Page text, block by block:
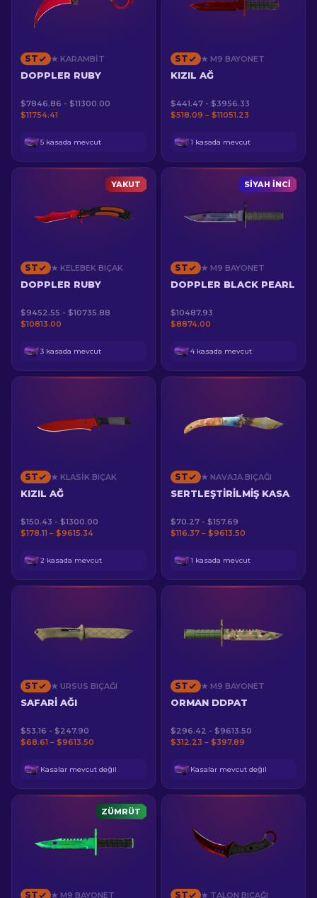
ST ★ KARAMBIT
DOPPLER RUBY
$7846.86 - $11300.00
$11754.41
5 kasada mevcut
ST ★ M9 BAYONET
KIZIL AĞ
$441.47 - $3956.33
$518.09 – $11051.23
1 kasada mevcut
YAKUT
ST ★ KELEBEK BIÇAK
DOPPLER RUBY
$9452.55 - $10735.88
$10813.00
3 kasada mevcut
SIYAH İNCI
ST ★ M9 BAYONET
DOPPLER BLACK PEARL
$10487.93
$8874.00
4 kasada mevcut
ST ★ KLASIK BIÇAK
KIZIL AĞ
$150.43 - $1300.00
$178.11 – $9615.34
2 kasada mevcut
ST ★ NAVAJA BIÇAĞI
SERTLEŞTIRILMIŞ KASA
$70.27 - $157.69
$116.37 – $9613.50
1 kasada mevcut
ST ★ URSUS BIÇAĞI
SAFARI AĞI
$53.16 - $247.90
$68.61 – $9613.50
Kasalar mevcut değil
ST ★ M9 BAYONET
ORMAN DDPAT
$296.42 - $9613.50
$312.23 – $397.89
Kasalar mevcut değil
ZÜMRÜT
ST ★ M9 BAYONET ST ★ TALON BIÇAĞI